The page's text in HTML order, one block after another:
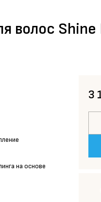
волос
на основе
3